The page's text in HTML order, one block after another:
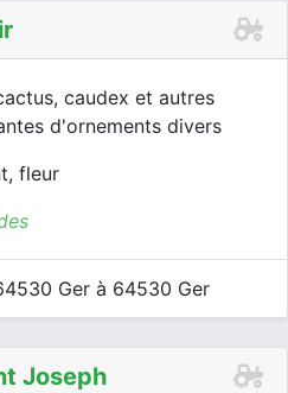
caudex et autres
d'ornements divers
fleur
Ger à 64530 Ger
Joseph